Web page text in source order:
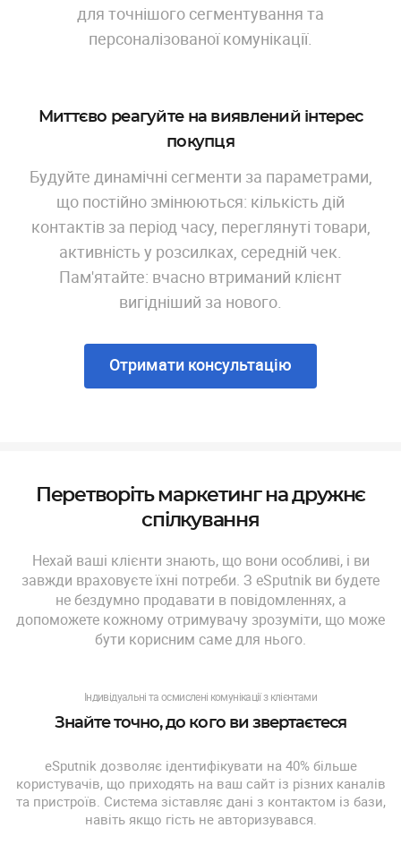
для точнішого сегментування та
персоналізованої комунікації.
Миттєво реагуйте на виявлений інтерес
покупця
Будуйте динамічні сегменти за параметрами,
що постійно змінюються: кількість дій
контактів за період часу, переглянуті товари,
активність у розсилках, середній чек.
Пам'ятайте: вчасно втриманий клієнт
вигідніший за нового.
Отримати консультацію
Перетворіть маркетинг на дружнє
спілкування
Нехай ваші клієнти знають, що вони особливі, і ви
завжди враховуєте їхні потреби. З eSputnik ви будете
не бездумно продавати в повідомленнях, а
допоможете кожному отримувачу зрозуміти, що може
бути корисним саме для нього.
Індивідуальні та осмислені комунікації з клієнтами
Знайте точно, до кого ви звертаєтеся
eSputnik дозволяє ідентифікувати на 40% більше
користувачів, що приходять на ваш сайт із різних каналів
та пристроїв. Система зіставляє дані з контактом із бази,
навіть якщо гість не авторизувався.